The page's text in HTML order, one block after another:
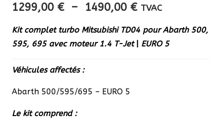
1299,00 € – 1490,00 €Plage
prix :
1299,00 €
TVAC
Kit complet turbo Mitsubishi TD04 pour Abarth 500,
595, 695 avec moteur 1.4 T-Jet EURO 5
Véhicules affectés :
Abarth 500/595/695 – EURO 5
Le kit comprend :